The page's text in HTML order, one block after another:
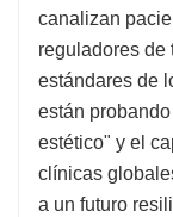
canalizan
reguladores de
estándares de
están
estético" y el
clínicas
a un futuro